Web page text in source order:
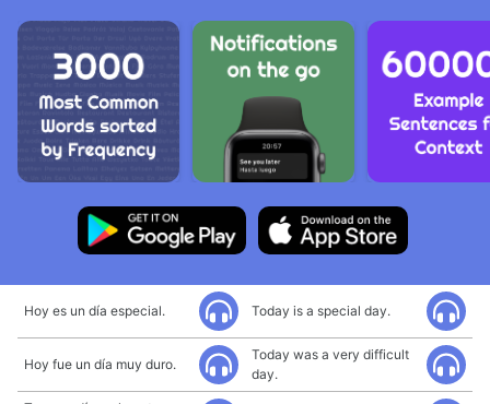
Hoy es un día especial. Today is a special day.
Hoy fue un día muy duro.
Today was a very difficult
day.